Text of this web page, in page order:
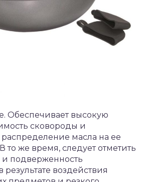
Обеспечивает высокую
сковороды и
масла на ее
то же время, следует отметить
и подверженность
воздействия